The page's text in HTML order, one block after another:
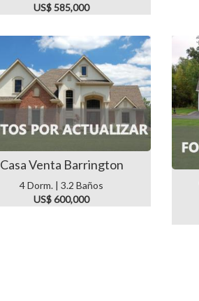
US$ 585,000
Casa Venta Barrington
4 Dorm. | 3.2 Baños
US$ 600,000